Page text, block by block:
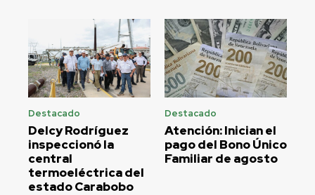
Destacado
Delcy Rodríguez
inspeccionó la
central
termoeléctrica del
estado Carabobo
Destacado
Atención: Inician el
pago del Bono Único
Familiar de agosto